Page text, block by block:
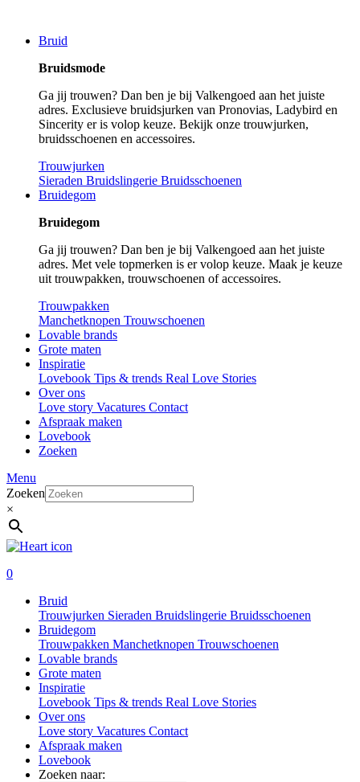
Bruid
Bruidsmode
Ga jij trouwen? Dan ben je bij Valkengoed aan het juiste
adres. Exclusieve bruidsjurken van Pronovias, Ladybird en
Sincerity er is volop keuze. Bekijk onze trouwjurken,
bruidsschoenen en accessoires.
Trouwjurken
Sieraden Bruidslingerie Bruidsschoenen
Bruidegom
Bruidegom
Ga jij trouwen? Dan ben je bij Valkengoed aan het juiste
adres. Met vele topmerken is er volop keuze. Maak je keuze
uit trouwpakken, trouwschoenen of accessoires.
Trouwpakken
Manchetknopen Trouwschoenen
Lovable brands
Grote maten
Inspiratie
Lovebook Tips & trends Real Love Stories
Over ons
Love story Vacatures Contact
Afspraak maken
Lovebook
Zoeken
Menu
Zoeken
×
0
Bruid
Trouwjurken Sieraden Bruidslingerie Bruidsschoenen
Bruidegom
Trouwpakken Manchetknopen Trouwschoenen
Lovable brands
Grote maten
Inspiratie
Lovebook Tips & trends Real Love Stories
Over ons
Love story Vacatures Contact
Afspraak maken
Lovebook
Zoeken naar: